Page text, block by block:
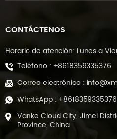
CONTÁCTENOS
Horario de atención: Lunes a
Teléfono : +8618359335376
Correo electrónico :
WhatsApp : +8618359335376
Vanke Cloud City, Jimei
Province, China